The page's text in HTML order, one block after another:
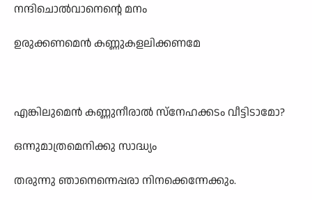
നന്ദിചൊൽവാനെന്റെ മനം
ഉരുക്കണമെൻ കണ്ണുകളലിക്കണമേ
എങ്കിലുമെൻ കണ്ണുനീരാൽ സ്നേഹക്കടം വീട്ടിടാമോ?
ഒന്നുമാത്രമെനിക്കു സാദ്ധ്യം
തരുന്നു ഞാനെന്നെപ്പരാ നിനക്കെന്നേക്കും.